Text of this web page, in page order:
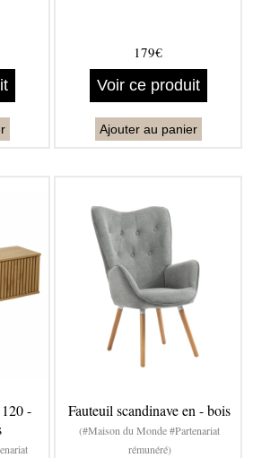
179€
Voir ce produit
Ajouter au panier
-
Fauteuil scandinave en - bois
(#Maison du Monde #Partenariat
rémunéré)